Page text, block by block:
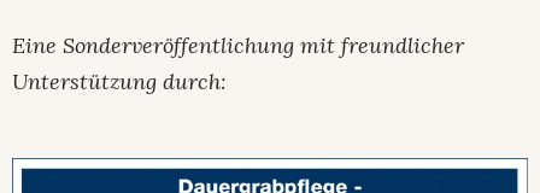
Eine Sonderveröffentlichung mit freundlicher
Unterstützung durch: